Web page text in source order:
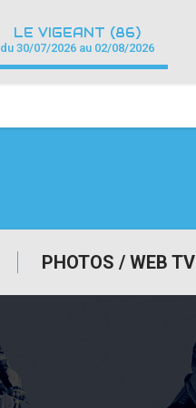
PHOTOS / WEB TV
LE VIGEANT (86)
du 30/07/2026 au 02/08/2026